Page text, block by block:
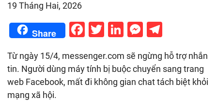
19 Tháng Hai, 2026
Share Facebook
Twitter
LinkedIn
Từ ngày 15/4, messenger.com sẽ ngừng hỗ trợ nhắn
tin. Người dùng máy tính bị buộc chuyển sang trang
web Facebook, mất đi không gian chat tách biệt khỏi
mạng xã hội.